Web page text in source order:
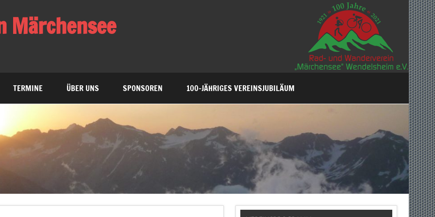
Märchensee
TERMINE ÜBER UNS SPONSOREN 100-JÄHRIGES VEREINSJUBILÄUM